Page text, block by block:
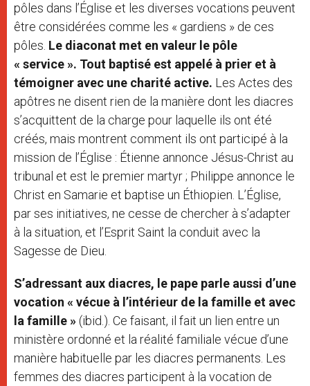
pôles dans l’Église et les diverses vocations peuvent
être considérées comme les « gardiens » de ces
pôles. Le diaconat met en valeur le pôle
« service ». Tout baptisé est appelé à prier et à
témoigner avec une charité active. Les Actes des
apôtres ne disent rien de la manière dont les diacres
s’acquittent de la charge pour laquelle ils ont été
créés, mais montrent comment ils ont participé à la
mission de l’Église : Étienne annonce Jésus-Christ au
tribunal et est le premier martyr ; Philippe annonce le
Christ en Samarie et baptise un Éthiopien. L’Église,
par ses initiatives, ne cesse de chercher à s’adapter
à la situation, et l’Esprit Saint la conduit avec la
Sagesse de Dieu.
S’adressant aux diacres, le pape parle aussi d’une
vocation « vécue à l’intérieur de la famille et avec
la famille » (ibid.). Ce faisant, il fait un lien entre un
ministère ordonné et la réalité familiale vécue d’une
manière habituelle par les diacres permanents. Les
femmes des diacres participent à la vocation de